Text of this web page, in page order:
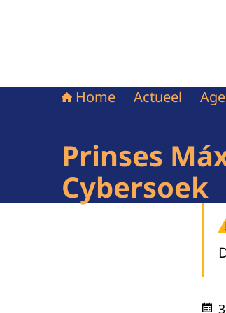
Home Actueel
Prinses
Cybersoek